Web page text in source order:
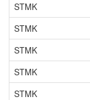
STMK
STMK
STMK
STMK
STMK